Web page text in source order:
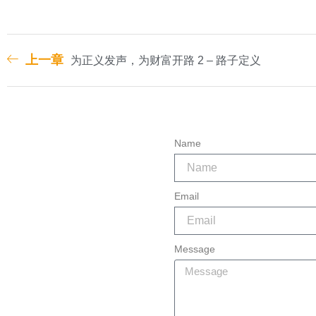
上一章 为正义发声，为财富开路 2 – 路子定义
Name
Email
Message